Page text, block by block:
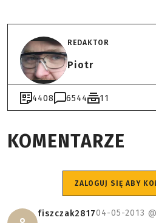
REDAKTOR
Piotr
4408 6544 11
KOMENTARZE
ZALOGUJ SIĘ ABY
fiszczak281704-05-2013 @